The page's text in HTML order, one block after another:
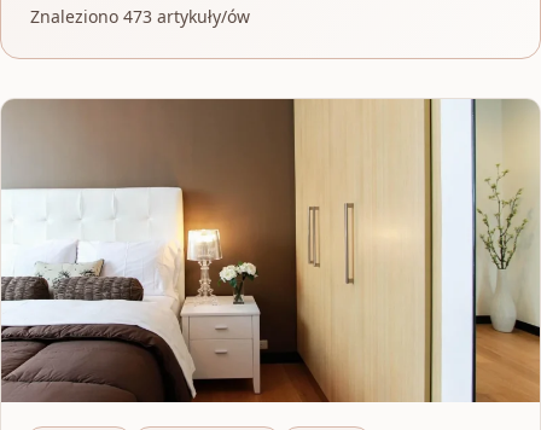
Znaleziono 473 artykuły/ów